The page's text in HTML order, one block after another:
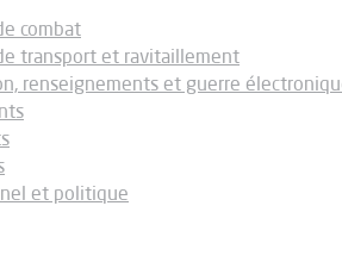
combat
transport et ravitaillement
renseignements et guerre
et politique